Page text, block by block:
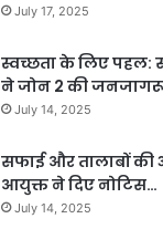
July 17, 2025
स्वच्छता के लिए पहल:
ने जोन 2 की
July 14, 2025
सफाई और तालाबों की
आयुक्त ने दिए नोटिस…
July 14, 2025